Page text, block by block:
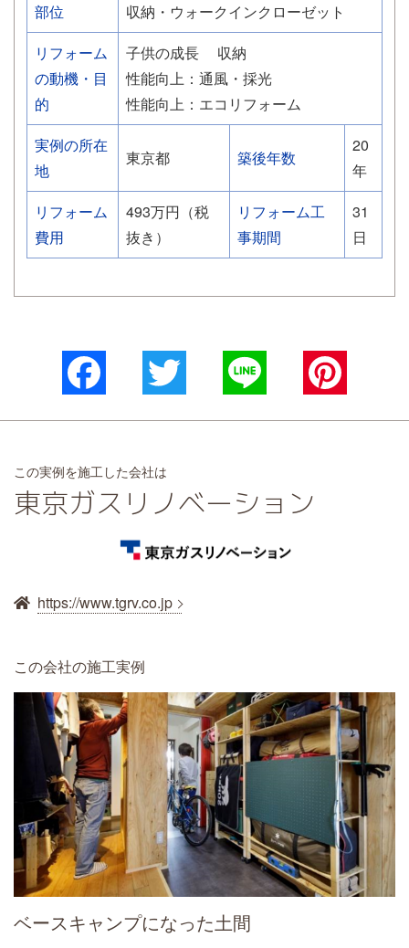
部位
収納・ウォークインクローゼット
リフォーム
の動機・目
的
子供の成長
収納
性能向上：通風・採光
性能向上：エコリフォーム
実例の所在
地
東京都 築後年数
20
年
リフォーム
費用
493万円（税
抜き）
リフォーム工
事期間
31
日
Facebook
この実例を施工した会社は
東京ガスリノベーション
https://www.tgrv.co.jp
この会社の施工実例
ベースキャンプになった土間